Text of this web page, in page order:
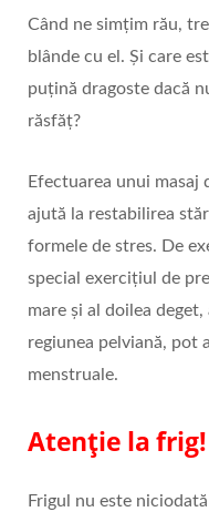
Când ne simțim rău,
blânde cu el. Și care
puțină dragoste dacă
răsfăț?
Efectuarea unui masaj
ajută la restabilirea
formele de stres. De
special exercițiul de
mare și al doilea
regiunea pelviană, pot
menstruale.
Atenție la frig!
Frigul nu este